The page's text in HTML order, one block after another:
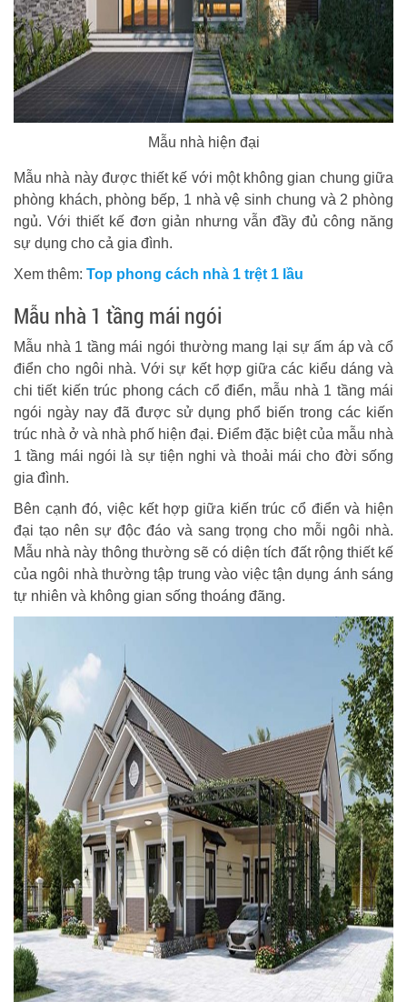
Mẫu nhà hiện đại
Mẫu nhà này được thiết kế với một không gian chung giữa
phòng khách, phòng bếp, 1 nhà vệ sinh chung và 2 phòng
ngủ. Với thiết kế đơn giản nhưng vẫn đầy đủ công năng
sự dụng cho cả gia đình.
Xem thêm: Top phong cách nhà 1 trệt 1 lầu
Mẫu nhà 1 tầng mái ngói
Mẫu nhà 1 tầng mái ngói thường mang lại sự ấm áp và cổ
điển cho ngôi nhà. Với sự kết hợp giữa các kiểu dáng và
chi tiết kiến trúc phong cách cổ điển, mẫu nhà 1 tầng mái
ngói ngày nay đã được sử dụng phổ biến trong các kiến
trúc nhà ở và nhà phố hiện đại. Điểm đặc biệt của mẫu nhà
1 tầng mái ngói là sự tiện nghi và thoải mái cho đời sống
gia đình.
Bên cạnh đó, việc kết hợp giữa kiến trúc cổ điển và hiện
đại tạo nên sự độc đáo và sang trọng cho mỗi ngôi nhà.
Mẫu nhà này thông thường sẽ có diện tích đất rộng thiết kế
của ngôi nhà thường tập trung vào việc tận dụng ánh sáng
tự nhiên và không gian sống thoáng đãng.